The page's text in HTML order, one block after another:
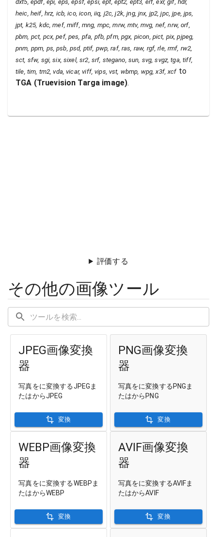
dxt5, epdf, epi, eps, epsf, epsi, ept, ept2, ept3, erf, exr, gif, hdr,
heic, heif, hrz, icb, ico, icon, iiq, j2c, j2k, jng, jnx, jp2, jpc, jpe, jps,
jpt, k25, kdc, mef, miff, mng, mpc, mrw, mtv, mvg, nef, nrw, orf,
pbm, pct, pcx, pef, pes, pfa, pfb, pfm, pgx, picon, pict, pix, pjpeg,
pnm, ppm, ps, psb, psd, ptif, pwp, raf, ras, raw, rgf, rle, rmf, rw2,
sct, sfw, sgi, six, sixel, sr2, srf, stegano, sun, svg, svgz, tga, tiff,
tile, tim, tm2, vda, vicar, viff, vips, vst, wbmp, wpg, x3f, xcfto
TGA (Truevision Targa image).
評価する
その他の画像ツール
JPEG画像変換
器
写真をに変換するJPEGま
たはからJPEG
変換
PNG画像変換
器
写真をに変換するPNGま
たはからPNG
変換
WEBP画像変換
器
写真をに変換するWEBPま
たはからWEBP
変換
AVIF画像変換
器
写真をに変換するAVIFま
たはからAVIF
変換